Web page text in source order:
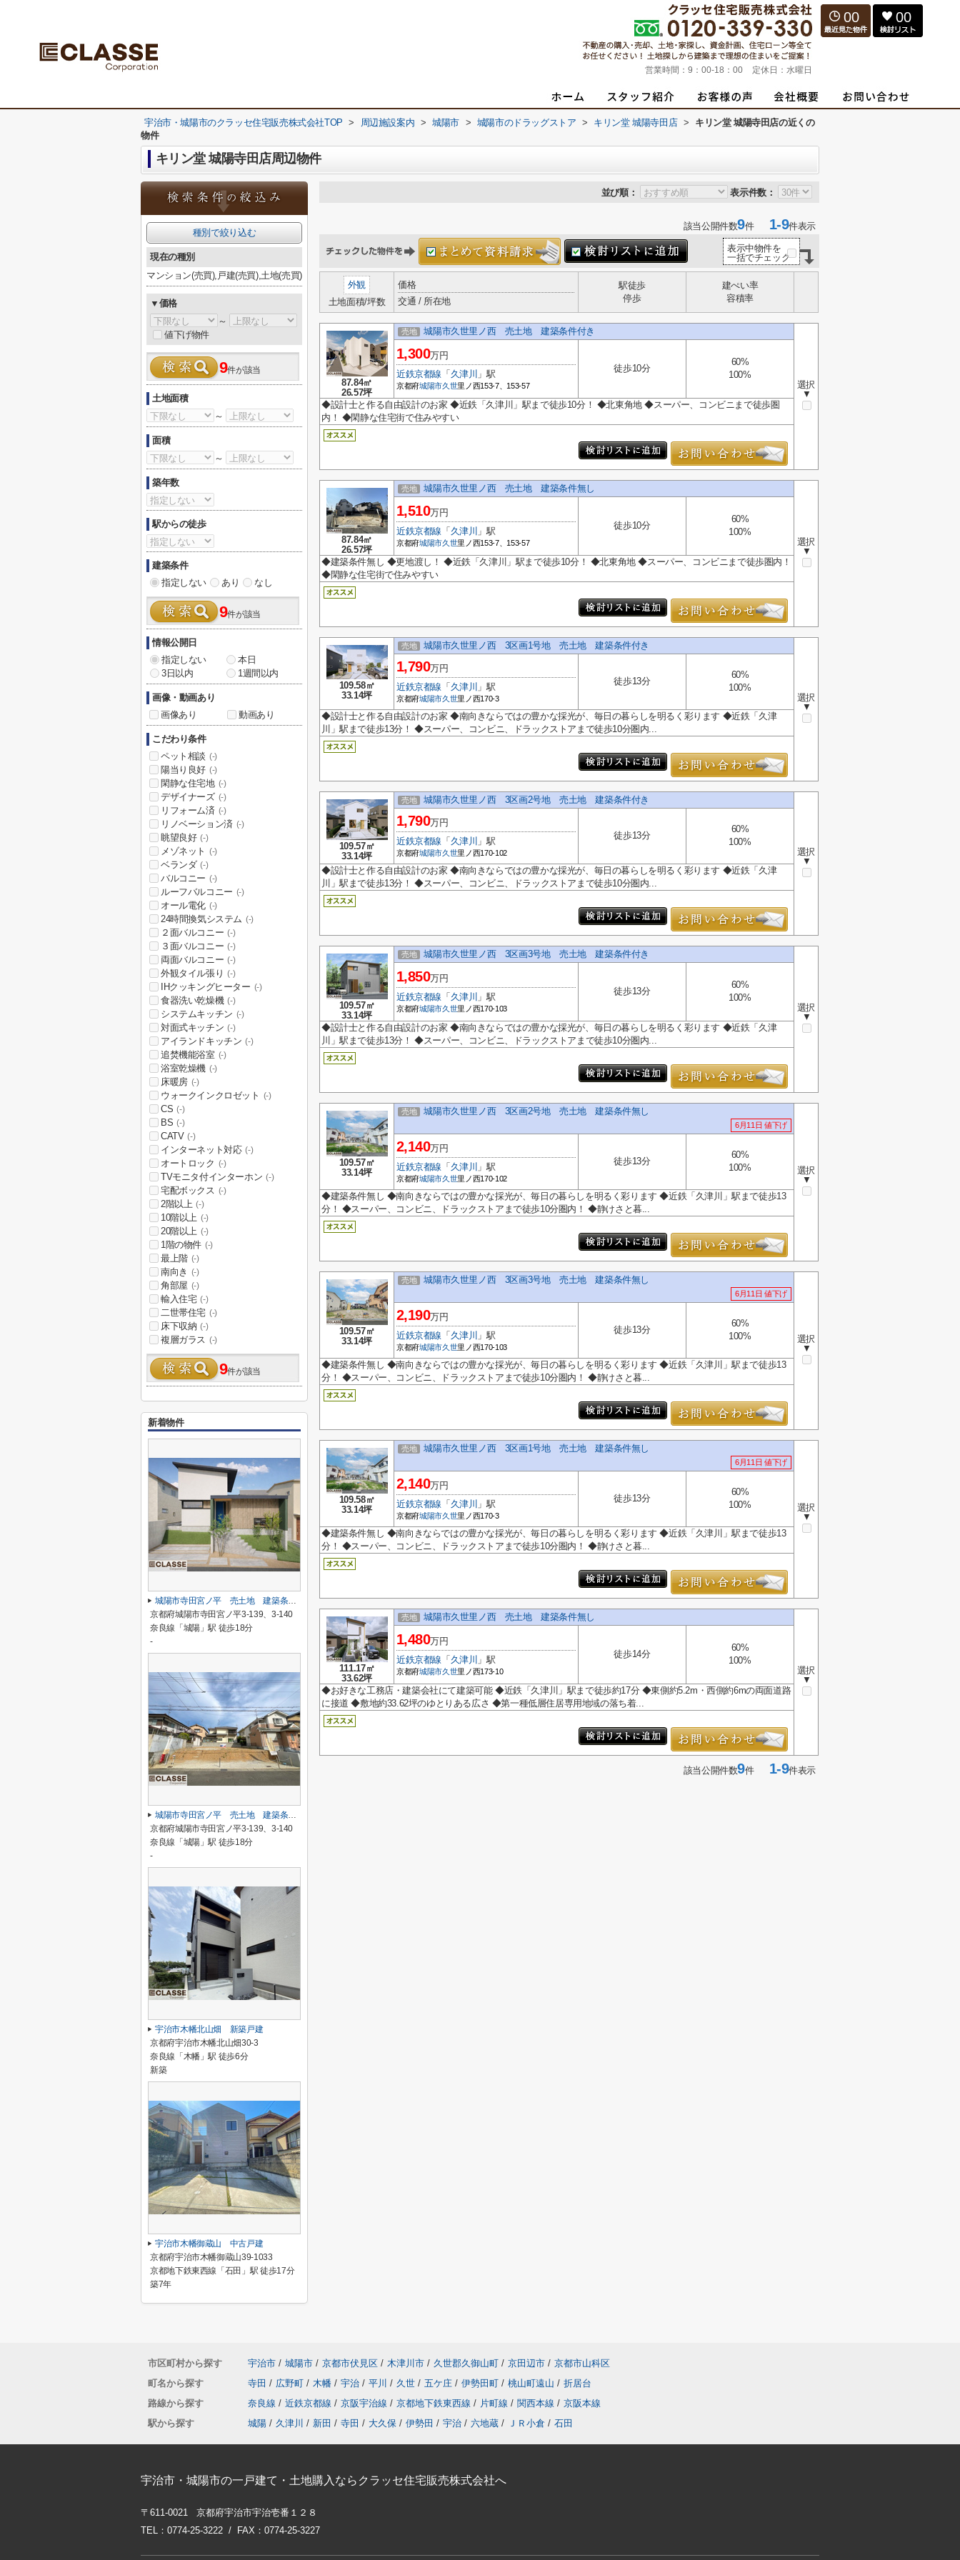
営業時間： 9：00-18：00 定休日： 水曜日
00 00
宇治市・城陽市のクラッセ住宅販売株式会社TOP > 周辺施設案内 > 城陽市 > 城陽市のドラッグストア > キリン堂 城陽寺田店 >
キリン堂 城陽寺田店の近くの
物件
キリン堂 城陽寺田店周辺物件
並び順： 表示件数：
該当公開件数9件1-9件表示
表示中物件を
一括でチェック
外観
土地面積/坪数
価格
交通 / 所在地
駅徒歩
停歩
建ぺい率
容積率
87.84㎡
26.57坪
売地 城陽市久世里ノ西 売土地 建築条件付き
選択
▼
1,300万円
近鉄京都線 「 久津川 」駅
京都府城陽市久世里ノ西153-7、153-57
徒歩10分
60%
100%
◆設計士と作る自由設計のお家 ◆近鉄「久津川」駅まで徒歩10分！ ◆北東角地 ◆スーパー、コンビニまで徒歩圏
内！ ◆閑静な住宅街で住みやすい
87.84㎡
26.57坪
売地 城陽市久世里ノ西 売土地 建築条件無し
選択
▼
1,510万円
近鉄京都線 「 久津川 」駅
京都府城陽市久世里ノ西153-7、153-57
徒歩10分
60%
100%
◆建築条件無し ◆更地渡し！ ◆近鉄「久津川」駅まで徒歩10分！ ◆北東角地 ◆スーパー、コンビニまで徒歩圏内！
◆閑静な住宅街で住みやすい
109.58㎡
33.14坪
売地 城陽市久世里ノ西 3区画1号地 売土地 建築条件付き
選択
▼
1,790万円
近鉄京都線 「 久津川 」駅
京都府城陽市久世里ノ西170-3
徒歩13分
60%
100%
◆設計士と作る自由設計のお家 ◆南向きならではの豊かな採光が、毎日の暮らしを明るく彩ります ◆近鉄「久津
川」駅まで徒歩13分！ ◆スーパー、コンビニ、ドラックストアまで徒歩10分圏内...
109.57㎡
33.14坪
売地 城陽市久世里ノ西 3区画2号地 売土地 建築条件付き
選択
▼
1,790万円
近鉄京都線 「 久津川 」駅
京都府城陽市久世里ノ西170-102
徒歩13分
60%
100%
◆設計士と作る自由設計のお家 ◆南向きならではの豊かな採光が、毎日の暮らしを明るく彩ります ◆近鉄「久津
川」駅まで徒歩13分！ ◆スーパー、コンビニ、ドラックストアまで徒歩10分圏内...
109.57㎡
33.14坪
売地 城陽市久世里ノ西 3区画3号地 売土地 建築条件付き
選択
▼
1,850万円
近鉄京都線 「 久津川 」駅
京都府城陽市久世里ノ西170-103
徒歩13分
60%
100%
◆設計士と作る自由設計のお家 ◆南向きならではの豊かな採光が、毎日の暮らしを明るく彩ります ◆近鉄「久津
川」駅まで徒歩13分！ ◆スーパー、コンビニ、ドラックストアまで徒歩10分圏内...
109.57㎡
33.14坪
売地 城陽市久世里ノ西 3区画2号地 売土地 建築条件無し
6月11日 値下げ
選択
▼
2,140万円
近鉄京都線 「 久津川 」駅
京都府城陽市久世里ノ西170-102
徒歩13分
60%
100%
◆建築条件無し ◆南向きならではの豊かな採光が、毎日の暮らしを明るく彩ります ◆近鉄「久津川」駅まで徒歩13
分！ ◆スーパー、コンビニ、ドラックストアまで徒歩10分圏内！ ◆静けさと暮...
109.57㎡
33.14坪
売地 城陽市久世里ノ西 3区画3号地 売土地 建築条件無し
6月11日 値下げ
選択
▼
2,190万円
近鉄京都線 「 久津川 」駅
京都府城陽市久世里ノ西170-103
徒歩13分
60%
100%
◆建築条件無し ◆南向きならではの豊かな採光が、毎日の暮らしを明るく彩ります ◆近鉄「久津川」駅まで徒歩13
分！ ◆スーパー、コンビニ、ドラックストアまで徒歩10分圏内！ ◆静けさと暮...
109.58㎡
33.14坪
売地 城陽市久世里ノ西 3区画1号地 売土地 建築条件無し
6月11日 値下げ
選択
▼
2,140万円
近鉄京都線 「 久津川 」駅
京都府城陽市久世里ノ西170-3
徒歩13分
60%
100%
◆建築条件無し ◆南向きならではの豊かな採光が、毎日の暮らしを明るく彩ります ◆近鉄「久津川」駅まで徒歩13
分！ ◆スーパー、コンビニ、ドラックストアまで徒歩10分圏内！ ◆静けさと暮...
111.17㎡
33.62坪
売地 城陽市久世里ノ西 売土地 建築条件無し
選択
▼
1,480万円
近鉄京都線 「 久津川 」駅
京都府城陽市久世里ノ西173-10
徒歩14分
60%
100%
◆お好きな工務店・建築会社にて建築可能 ◆近鉄「久津川」駅まで徒歩約17分 ◆東側約5.2m・西側約6mの両面道路
に接道 ◆敷地約33.62坪のゆとりある広さ ◆第一種低層住居専用地域の落ち着...
該当公開件数9件1-9件表示
種別で絞り込む
現在の種別
マンション(売買),戸建(売買),土地(売買)
▼価格
～
値下げ物件
9件が該当
土地面積
～
面積
～
築年数
駅からの徒歩
建築条件
指定しない
あり なし
9件が該当
情報公開日
指定しない
本日
3日以内
1週間以内
画像・動画あり
画像あり
動画あり
こだわり条件
ペット相談 (-)
陽当り良好 (-)
閑静な住宅地 (-)
デザイナーズ (-)
リフォーム済 (-)
リノベーション済 (-)
眺望良好 (-)
メゾネット (-)
ベランダ (-)
バルコニー (-)
ルーフバルコニー (-)
オール電化 (-)
24時間換気システム (-)
２面バルコニー (-)
３面バルコニー (-)
両面バルコニー (-)
外観タイル張り (-)
IHクッキングヒーター (-)
食器洗い乾燥機 (-)
システムキッチン (-)
対面式キッチン (-)
アイランドキッチン (-)
追焚機能浴室 (-)
浴室乾燥機 (-)
床暖房 (-)
ウォークインクロゼット (-)
CS (-)
BS (-)
CATV (-)
インターネット対応 (-)
オートロック (-)
TVモニタ付インターホン (-)
宅配ボックス (-)
2階以上 (-)
10階以上 (-)
20階以上 (-)
1階の物件 (-)
最上階 (-)
南向き (-)
角部屋 (-)
輸入住宅 (-)
二世帯住宅 (-)
床下収納 (-)
複層ガラス (-)
9件が該当
新着物件
城陽市寺田宮ノ平 売土地 建築条件付き
京都府城陽市寺田宮ノ平3-139、3-140
奈良線「城陽」駅 徒歩18分
-
城陽市寺田宮ノ平 売土地 建築条件無し
京都府城陽市寺田宮ノ平3-139、3-140
奈良線「城陽」駅 徒歩18分
-
宇治市木幡北山畑 新築戸建
京都府宇治市木幡北山畑30-3
奈良線「木幡」駅 徒歩6分
新築
宇治市木幡御蔵山 中古戸建
京都府宇治市木幡御蔵山39-1033
京都地下鉄東西線「石田」駅 徒歩17分
築7年
市区町村から探す 宇治市 / 城陽市 / 京都市伏見区 / 木津川市 / 久世郡久御山町 / 京田辺市 / 京都市山科区
町名から探す
寺田 / 広野町 / 木幡 / 宇治 / 平川 / 久世 / 五ケ庄 / 伊勢田町 / 桃山町遠山 / 折居台
路線から探す
奈良線 / 近鉄京都線 / 京阪宇治線 / 京都地下鉄東西線 / 片町線 / 関西本線 / 京阪本線
駅から探す
城陽 / 久津川 / 新田 / 寺田 / 大久保 / 伊勢田 / 宇治 / 六地蔵 / ＪＲ小倉 / 石田
宇治市・城陽市の一戸建て・土地購入ならクラッセ住宅販売株式会社へ
〒611-0021 京都府宇治市宇治壱番１２８
TEL：0774-25-3222 / FAX：0774-25-3227